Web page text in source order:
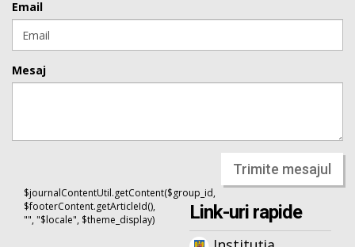
Email
Mesaj
Trimite mesajul
$journalContentUtil.getContent($group_id,
$footerContent.getArticleId(),
"", "$locale", $theme_display)
Link-uri rapide